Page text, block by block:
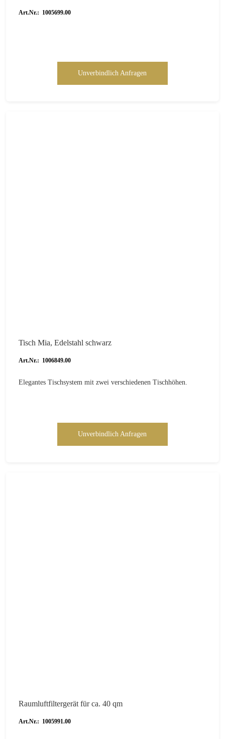
Art.Nr.: 1005699.00
Unverbindlich Anfragen
Tisch Mia, Edelstahl schwarz
Art.Nr.: 1006849.00
Elegantes Tischsystem mit zwei verschiedenen Tischhöhen.
Unverbindlich Anfragen
Raumluftfiltergerät für ca. 40 qm
Art.Nr.: 1005991.00